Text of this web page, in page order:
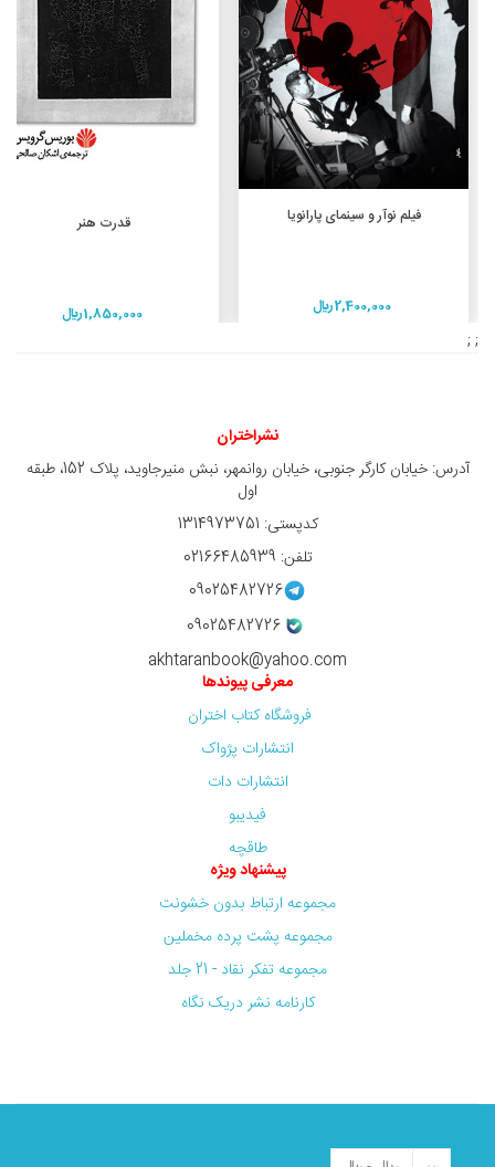
افزودن به سبد خرید
قدرت هنر
1,850,000 ريال
افزودن به سبد خرید
فیلم نوآر و سینمای پارانویا
2,400,000 ريال
; ;
نشراختران
آدرس: خیابان کارگر جنوبی، خیابان روانمهر، نبش منیرجاوید، پلاک 152، طبقه
اول
کدپستی: 1314973751
تلفن: 02166485939
09025482726
09025482726
akhtaranbook@yahoo.com
معرفی پیوندها
فروشگاه کتاب اختران
انتشارات پژواک
انتشارات دات
فیدیبو
طاقچه
پیشنهاد ویژه
مجموعه ارتباط بدون خشونت
مجموعه پشت پرده مخملین
مجموعه تفکر نقاد - 21 جلد
کارنامه نشر دریک نگاه